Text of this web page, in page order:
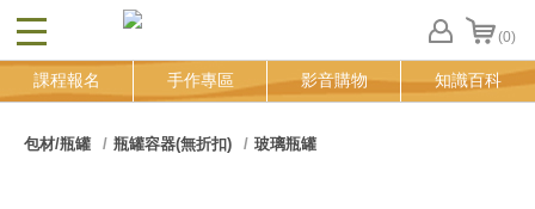
CLOSE (0)
FB
登
課程報名 手作專區 影音購物 知識百科
包材/瓶罐 瓶罐容器(無折扣) 玻璃瓶罐